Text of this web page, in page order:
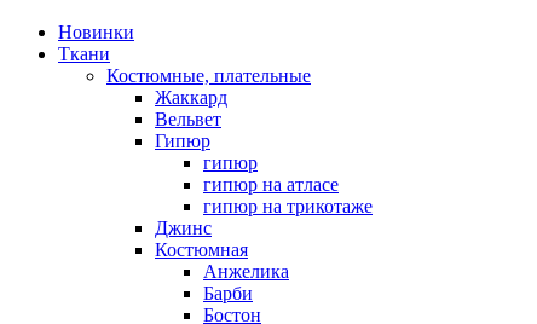
Новинки
Ткани
Костюмные, плательные
Жаккард
Вельвет
Гипюр
гипюр
гипюр на атласе
гипюр на трикотаже
Джинс
Костюмная
Анжелика
Барби
Бостон